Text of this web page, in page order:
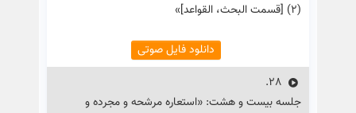
(۲) [قسمت البحث، القواعد]»
دانلود فایل صوتی
28.
جلسه بیست و هشت: «استعاره مرشحه و مجرده و